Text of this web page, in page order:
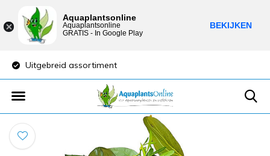
Uitgebreid assortiment
Aquaplantsonline
Aquaplantsonline
GRATIS - In Google Play
BEKIJKEN